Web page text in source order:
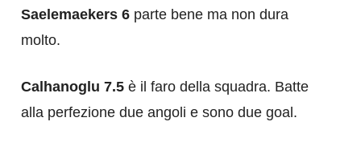
Saelemaekers 6 parte bene ma non dura
molto.
Calhanoglu 7.5 è il faro della squadra. Batte
alla perfezione due angoli e sono due goal.